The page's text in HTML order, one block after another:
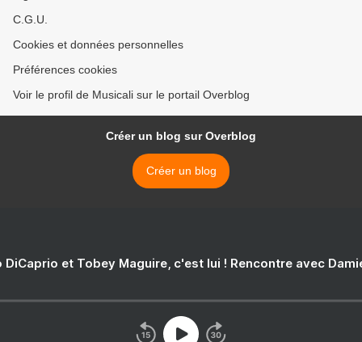
C.G.U.
Cookies et données personnelles
Préférences cookies
Voir le profil de Musicali sur le portail Overblog
Créer un blog sur Overblog
Créer un blog
DiCaprio et Tobey Maguire, c'est lui ! Rencontre avec